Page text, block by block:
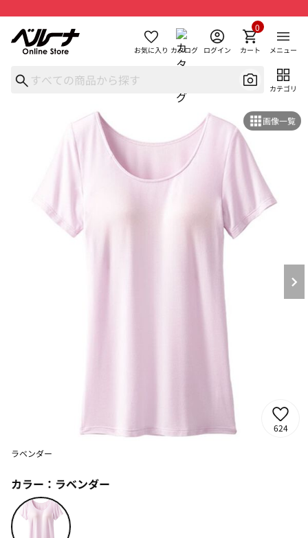
お気に入り カタログ ログイン カート
0
メニュー
カテゴリ
画像一覧
624
ラベンダー
カラー： ラベンダー